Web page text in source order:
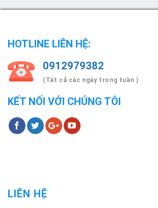
HOTLINE LIÊN HỆ:
0912979382
(Tất cả các ngày trong tuần )
KẾT NỐI VỚI CHÚNG TÔI
LIÊN HỆ